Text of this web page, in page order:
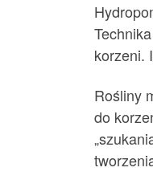
korzeni.
Rośliny
do